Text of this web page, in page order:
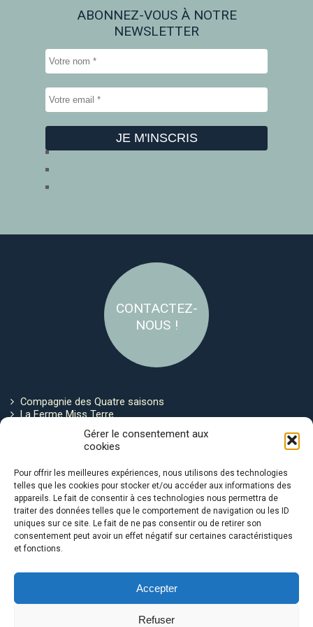
Gérer le consentement aux
cookies
Pour offrir les meilleures expériences, nous utilisons des technologies
telles que les cookies pour stocker et/ou accéder aux informations des
appareils. Le fait de consentir à ces technologies nous permettra de
traiter des données telles que le comportement de navigation ou les ID
uniques sur ce site. Le fait de ne pas consentir ou de retirer son
consentement peut avoir un effet négatif sur certaines caractéristiques
et fonctions.
Accepter
Refuser
ABONNEZ-VOUS À NOTRE
NEWSLETTER
CONTACTEZ-
NOUS !
Compagnie des Quatre saisons
La Ferme Miss Terre
Politique de cookies
Avec le soutien de :